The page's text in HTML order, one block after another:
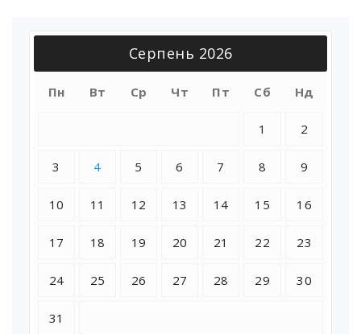
Серпень 2026
Пн Вт Ср Чт Пт Сб Нд
1 2
3 4 5 6 7 8 9
10 11 12 13 14 15 16
17 18 19 20 21 22 23
24 25 26 27 28 29 30
31